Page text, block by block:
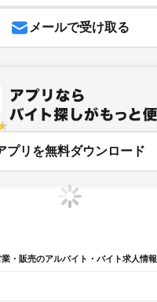
メールで受け取る
プリを無料ダウンロード
・販売のアルバイト・バイト求人情報